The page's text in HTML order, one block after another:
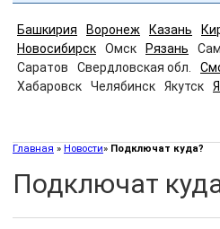
Башкирия Воронеж Казань
Новосибирск
Омск Рязань
Саратов
Свердловская обл.
Хабаровск
Челябинск Якутск
Главная » Новости» Подключат куда?
Подключат